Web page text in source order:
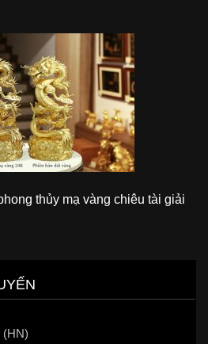
thủy mạ vàng chiêu tài giải
(HN)